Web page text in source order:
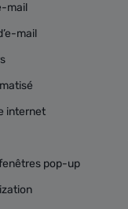
mail
mail
internet
pop-up